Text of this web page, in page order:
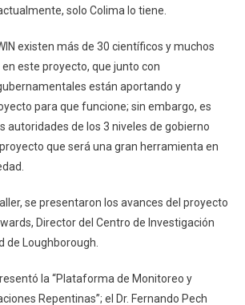
solo Colima lo tiene.
existen más de 30 científicos y muchos
este proyecto, que junto con
están aportando y
para que funcione; sin embargo, es
autoridades de los 3 niveles de gobierno
que será una gran herramienta en
se presentaron los avances del proyecto
Director del Centro de Investigación
de Loughborough.
la “Plataforma de Monitoreo y
Repentinas”; el Dr. Fernando Pech